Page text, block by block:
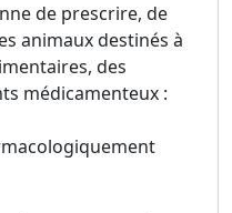
de prescrire, de
animaux destinés à
des
médicamenteux :